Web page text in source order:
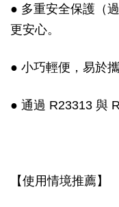
● 多重安全保護（
更安心。
● 小巧輕便，易於
● 通過 R23313 與
【使用情境推薦】